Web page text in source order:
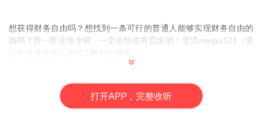
想获得财务自由吗？想找到一条可行的普通人能够实现财务自由的
路吗？听一听这张专辑，一定会给你有启发的！交流meqxx123（请
么途径了解到的播音）真正的财务自由是什么？财务自由，就是当
你不工作的时候，也不必为金钱发愁，因为你有其他渠道的现金收
打开APP，完整收听